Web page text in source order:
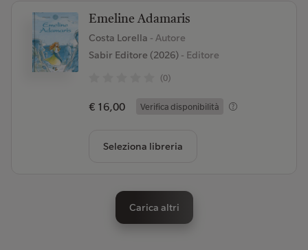
Emeline Adamaris
Costa Lorella - Autore
Sabir Editore (2026)- Editore
(0)
€ 16,00 Verifica disponibilità
Seleziona libreria
Carica altri